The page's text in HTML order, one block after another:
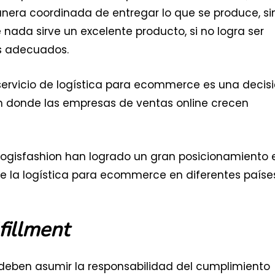
coordinada de entregar lo que se produce,
sirve un excelente producto, si no logra ser
adecuados.
de logística para ecommerce es una
las empresas de ventas online crecen
han logrado un gran posicionamiento
la logística para ecommerce en diferentes
asumir la responsabilidad del cumplimiento